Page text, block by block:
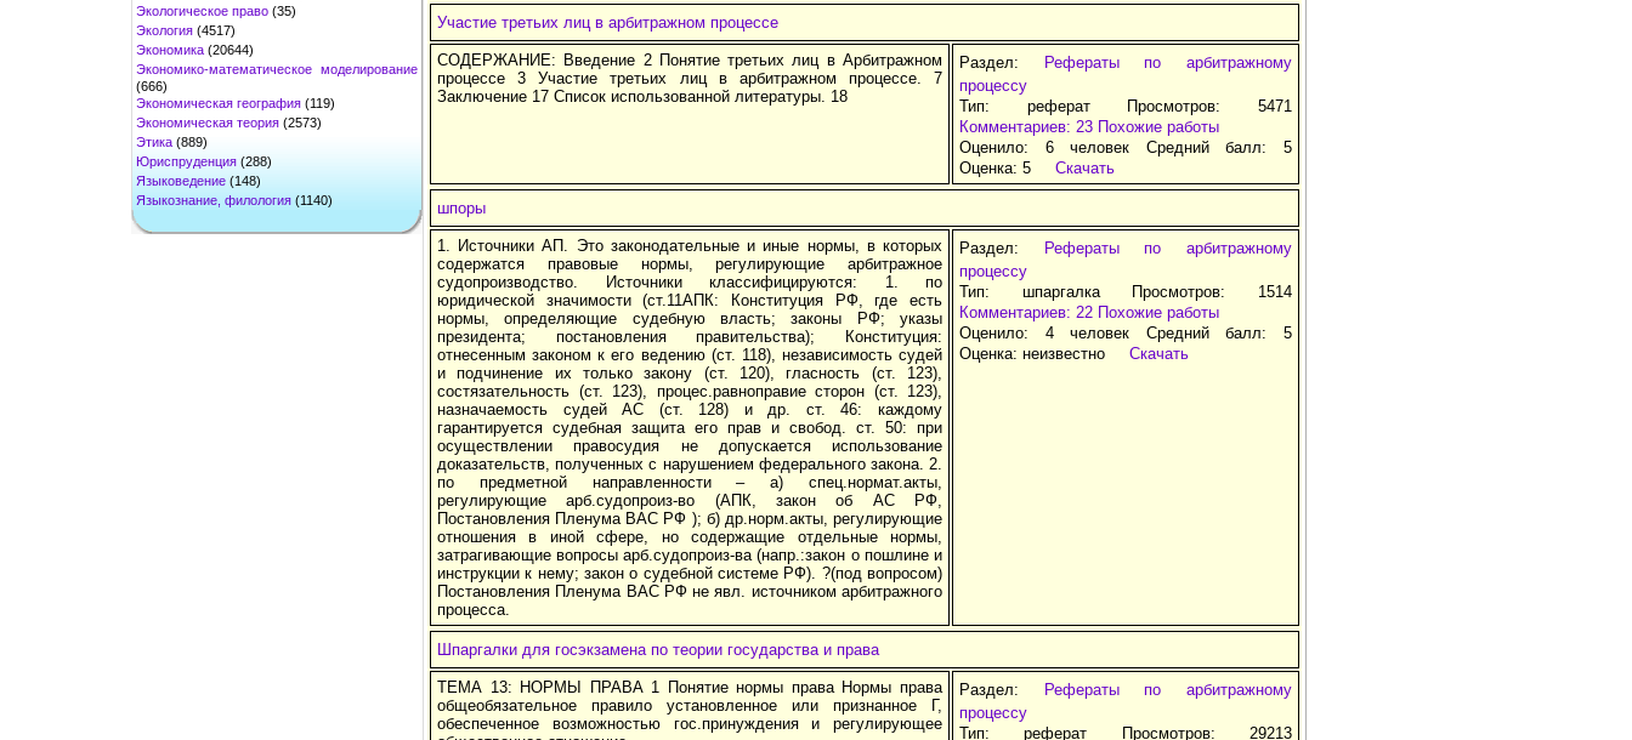
Экологическое право (35)
Экология (4517)
Экономика (20644)
Экономико-математическое моделирование
(666)
Экономическая география (119)
Экономическая теория (2573)
Этика (889)
Юриспруденция (288)
Языковедение (148)
Языкознание, филология (1140)
Участие третьих лиц в арбитражном процессе
СОДЕРЖАНИЕ: Введение 2 Понятие третьих лиц в Арбитражном
процессе 3 Участие третьих лиц в арбитражном процессе. 7
Заключение 17 Список использованной литературы. 18
Раздел: Рефераты по арбитражному
процессу
Тип: реферат Просмотров: 5471
Комментариев: 23 Похожие работы
Оценило: 6 человек Средний балл: 5
Оценка: 5 Скачать
шпоры
1. Источники АП. Это законодательные и иные нормы, в которых
содержатся правовые нормы, регулирующие арбитражное
судопроизводство. Источники классифицируются: 1. по
юридической значимости (ст.11АПК: Конституция РФ, где есть
нормы, определяющие судебную власть; законы РФ; указы
президента; постановления правительства); Конституция:
отнесенным законом к его ведению (ст. 118), независимость судей
и подчинение их только закону (ст. 120), гласность (ст. 123),
состязательность (ст. 123), процес.равноправие сторон (ст. 123),
назначаемость судей АС (ст. 128) и др. ст. 46: каждому
гарантируется судебная защита его прав и свобод. ст. 50: при
осуществлении правосудия не допускается использование
доказательств, полученных с нарушением федерального закона. 2.
по предметной направленности – а) спец.нормат.акты,
регулирующие арб.судопроиз-во (АПК, закон об АС РФ,
Постановления Пленума ВАС РФ ); б) др.норм.акты, регулирующие
отношения в иной сфере, но содержащие отдельные нормы,
затрагивающие вопросы арб.судопроиз-ва (напр.:закон о пошлине и
инструкции к нему; закон о судебной системе РФ). ?(под вопросом)
Постановления Пленума ВАС РФ не явл. источником арбитражного
процесса.
Раздел: Рефераты по арбитражному
процессу
Тип: шпаргалка Просмотров: 1514
Комментариев: 22 Похожие работы
Оценило: 4 человек Средний балл: 5
Оценка: неизвестно Скачать
Шпаргалки для госэкзамена по теории государства и права
ТЕМА 13: НОРМЫ ПРАВА 1 Понятие нормы права Нормы права
общеобязательное правило установленное или признанное Г,
обеспеченное возможностью гос.принуждения и регулирующее
Раздел: Рефераты по арбитражному
процессу
Тип: реферат Просмотров: 29213